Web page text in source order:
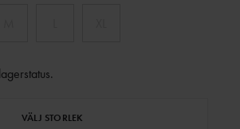
.
VÄLJ STORLEK